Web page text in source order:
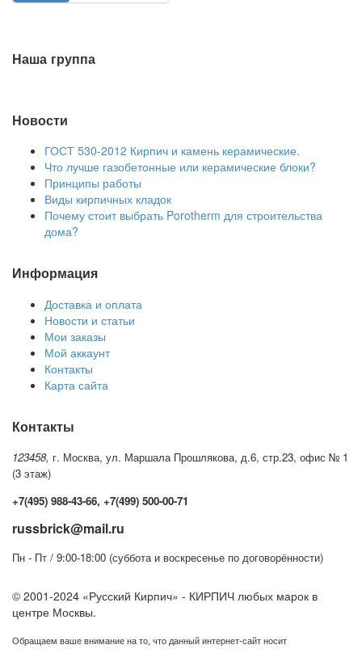
Наша группа
Новости
ГОСТ 530-2012 Кирпич и камень керамические.
Что лучше газобетонные или керамические блоки?
Принципы работы
Виды кирпичных кладок
Почему стоит выбрать Porotherm для строительства
дома?
Информация
Доставка и оплата
Новости и статьи
Мои заказы
Мой аккаунт
Контакты
Карта сайта
Контакты
123458, г. Москва, ул. Маршала Прошлякова, д.6, стр.23, офис № 1
(3 этаж)
+7(495) 988-43-66, +7(499) 500-00-71
russbrick@mail.ru
Пн - Пт / 9:00-18:00 (суббота и воскресенье по договорённости)
© 2001-2024 «Русский Кирпич» - КИРПИЧ любых марок в
центре Москвы.
Обращаем ваше внимание на то, что данный интернет-сайт носит